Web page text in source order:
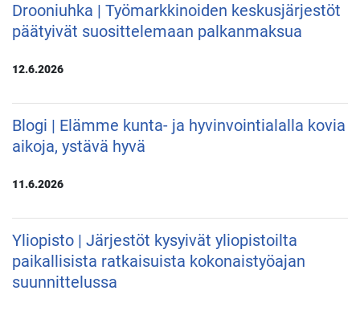
Drooniuhka | Työmarkkinoiden keskusjärjestöt
päätyivät suosittelemaan palkanmaksua
12.6.2026
Blogi | Elämme kunta- ja hyvinvointialalla kovia
aikoja, ystävä hyvä
11.6.2026
Yliopisto | Järjestöt kysyivät yliopistoilta
paikallisista ratkaisuista kokonaistyöajan
suunnittelussa